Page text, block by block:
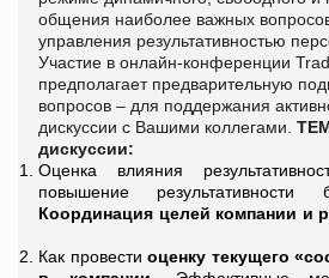
общения наиболее важных
управления результативностью
Участие в онлайн-конференции
предполагает предварительную
вопросов – для поддержания
дискуссии с Вашими коллегами.
дискуссии:
Оценка влияния
повышение результативности
Координация целей компании и
Как провестиоценку текущего